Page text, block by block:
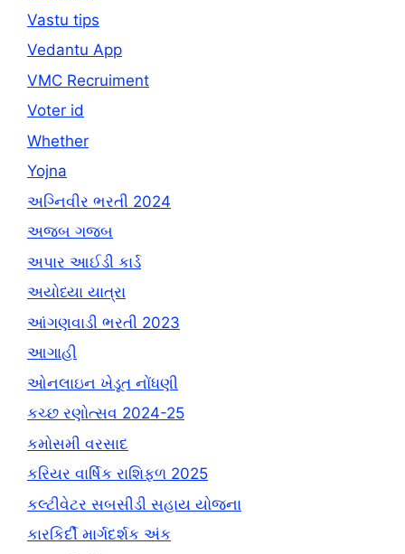
Vastu tips
Vedantu App
VMC Recruiment
Voter id
Whether
Yojna
અગ્નિવીર ભરતી 2024
અજબ ગજબ
અપાર આઈડી કાર્ડ
અયોધ્યા યાત્રા
આંગણવાડી ભરતી 2023
આગાહી
ઓનલાઇન ખેડૂત નોંધણી
કચ્છ રણોત્સવ 2024-25
કમોસમી વરસાદ
કરિયર વાર્ષિક રાશિફળ 2025
કલ્ટીવેટર સબસીડી સહાય યોજના
કારકિર્દી માર્ગદર્શક અંક